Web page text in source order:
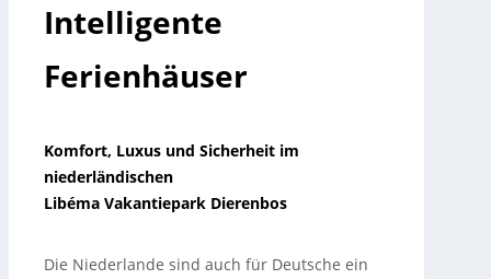
Intelligente
Ferienhäuser
Komfort, Luxus und Sicherheit im
niederländischen
Libéma Vakantiepark Dierenbos
Die Niederlande sind auch für Deutsche ein